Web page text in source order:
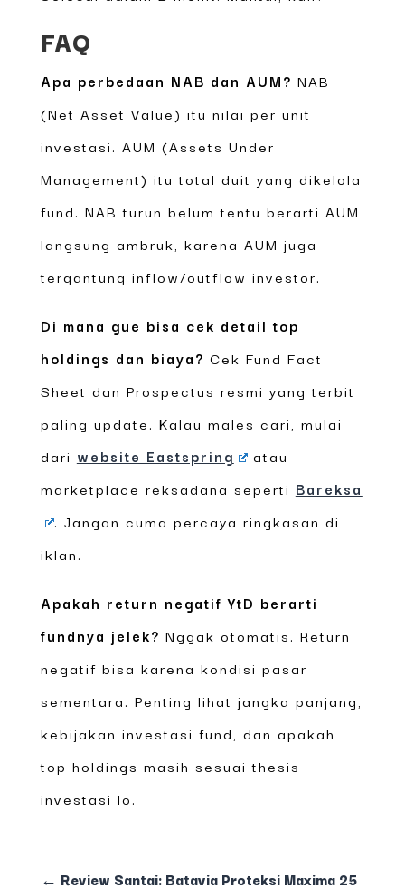
FAQ
Apa perbedaan NAB dan AUM? NAB
(Net Asset Value) itu nilai per unit
investasi. AUM (Assets Under
Management) itu total duit yang dikelola
fund. NAB turun belum tentu berarti AUM
langsung ambruk, karena AUM juga
tergantung inflow/outflow investor.
Di mana gue bisa cek detail top
holdings dan biaya? Cek Fund Fact
Sheet dan Prospectus resmi yang terbit
paling update. Kalau males cari, mulai
dari website Eastspring
atau
marketplace reksadana seperti Bareksa
. Jangan cuma percaya ringkasan di
iklan.
Apakah return negatif YtD berarti
fundnya jelek? Nggak otomatis. Return
negatif bisa karena kondisi pasar
sementara. Penting lihat jangka panjang,
kebijakan investasi fund, dan apakah
top holdings masih sesuai thesis
investasi lo.
← Review Santai: Batavia Proteksi Maxima 25